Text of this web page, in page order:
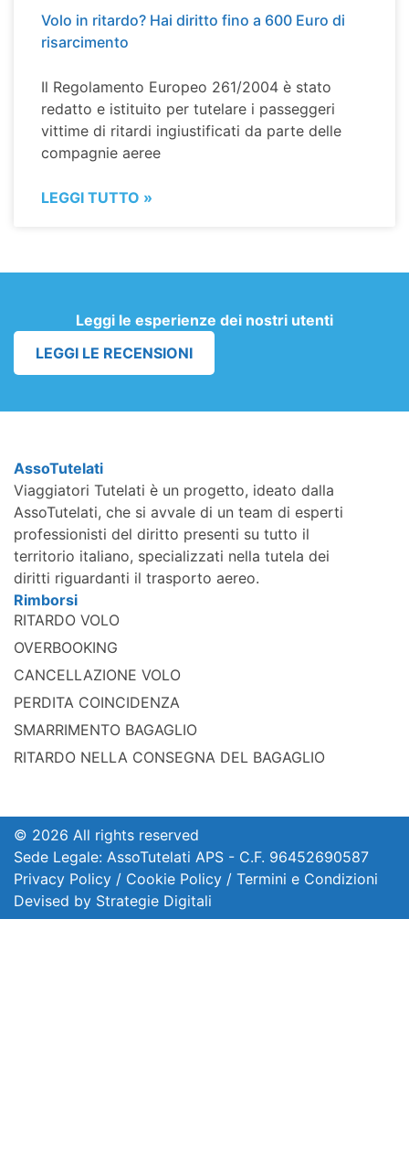
Volo in ritardo? Hai diritto fino a 600 Euro di
risarcimento
Il Regolamento Europeo 261/2004 è stato
redatto e istituito per tutelare i passeggeri
vittime di ritardi ingiustificati da parte delle
compagnie aeree
LEGGI TUTTO »
Leggi le esperienze dei nostri utenti
LEGGI LE RECENSIONI
AssoTutelati
Viaggiatori Tutelati è un progetto, ideato dalla
AssoTutelati, che si avvale di un team di esperti
professionisti del diritto presenti su tutto il
territorio italiano, specializzati nella tutela dei
diritti riguardanti il trasporto aereo.
Rimborsi
RITARDO VOLO
OVERBOOKING
CANCELLAZIONE VOLO
PERDITA COINCIDENZA
SMARRIMENTO BAGAGLIO
RITARDO NELLA CONSEGNA DEL BAGAGLIO
© 2026 All rights reserved
Sede Legale: AssoTutelati APS - C.F. 96452690587
Privacy Policy / Cookie Policy / Termini e Condizioni
Devised by Strategie Digitali